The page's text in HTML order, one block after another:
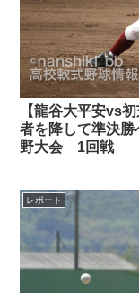
【龍谷大平安vs
者を降して準決
野大会 1回戦
レポート